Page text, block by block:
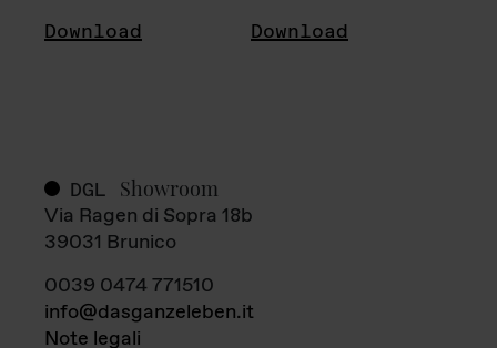
Download Download
DGL Showroom
Via Ragen di Sopra 18b
39031 Brunico
0039 0474 771510
info@dasganzeleben.it
Note legali